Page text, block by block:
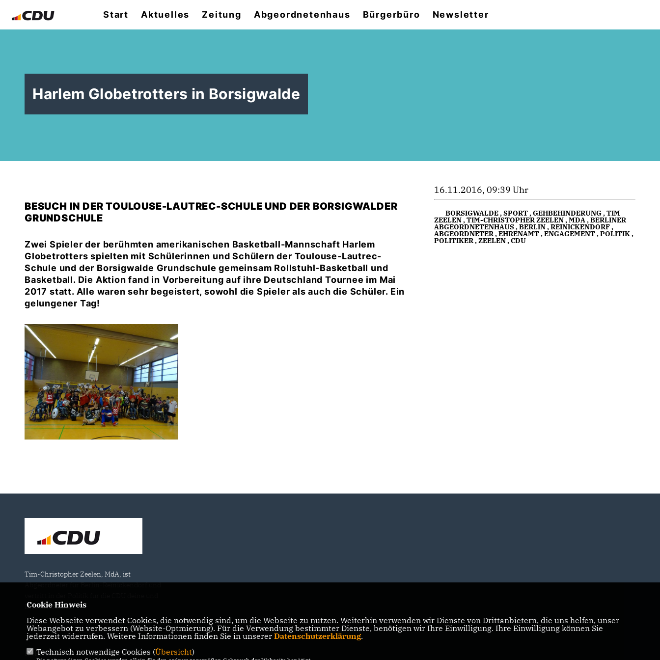
Start Aktuelles Zeitung Abgeordnetenhaus Bürgerbüro Newsletter
Harlem Globetrotters in Borsigwalde
BESUCH IN DER TOULOUSE-LAUTREC-SCHULE UND DER BORSIGWALDER
GRUNDSCHULE
Zwei Spieler der berühmten amerikanischen Basketball-Mannschaft Harlem
Globetrotters spielten mit Schülerinnen und Schülern der Toulouse-Lautrec-
Schule und der Borsigwalde Grundschule gemeinsam Rollstuhl-Basketball und
Basketball. Die Aktion fand in Vorbereitung auf ihre Deutschland Tournee im Mai
2017 statt. Alle waren sehr begeistert, sowohl die Spieler als auch die Schüler. Ein
gelungener Tag!
16.11.2016, 09:39 Uhr
BORSIGWALDE,SPORT,GEHBEHINDERUNG,TIM
ZEELEN,TIM-CHRISTOPHER ZEELEN,MDA,BERLINER
ABGEORDNETENHAUS ,BERLIN,REINICKENDORF,
ABGEORDNETER,EHRENAMT,ENGAGEMENT,POLITIK,
POLITIKER,ZEELEN,CDU
Tim-Christopher Zeelen, MdA, ist
Abgeordneter für Berlin-Reinickendorf und
Ihre Interessen
IMPRESSUM DATENSCHUTZ KONTAKT
Cookie Hinweis
Diese Webseite verwendet Cookies, die notwendig sind, um die Webseite zu nutzen. Weiterhin verwenden wir Dienste von Drittanbietern, die uns helfen, unser
Webangebot zu verbessern (Website-Optmierung). Für die Verwendung bestimmter Dienste, benötigen wir Ihre Einwilligung. Ihre Einwilligung können Sie
jederzeit widerrufen. Weitere Informationen finden Sie in unserer Datenschutzerklärung.
Technisch notwendige Cookies (Übersicht)